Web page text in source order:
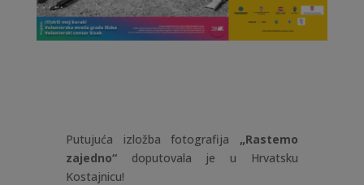
Putujuća izložba fotografija „Rastemo
zajedno“doputovala je u Hrvatsku
Kostajnicu!